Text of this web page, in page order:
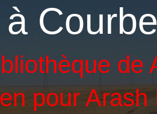
de
pour